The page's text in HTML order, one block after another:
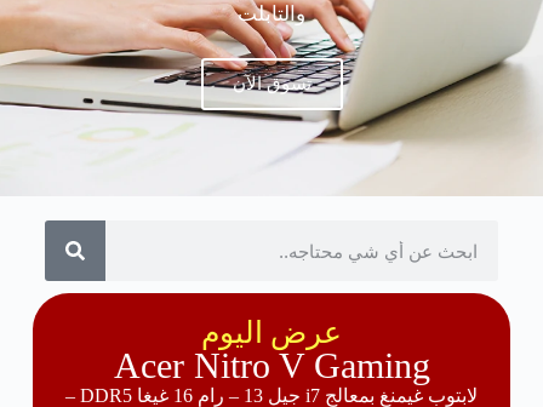
والتابلت
تسوق الآن
عرض اليوم
Acer Nitro V Gaming
لابتوب غيمنغ بمعالج i7 جيل 13 – رام 16 غيغا DDR5 –